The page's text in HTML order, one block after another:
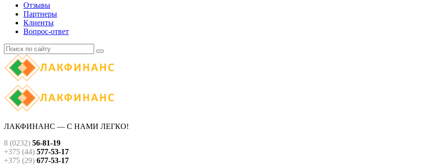
Отзывы
Партнеры
Клиенты
Вопрос-ответ
ЛАКФИНАНС — С НАМИ ЛЕГКО!
8 (0232) 56-81-19
+375 (44) 577-53-17
+375 (29) 677-53-17